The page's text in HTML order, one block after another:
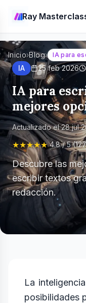
Ray
Inicio›Blog› IA para
IA 25 feb 2026
IA para
mejores
Actualizado el28 jul
★★★★★ 4.8 / 5
Descubre las
escribir textos
redacción.
La
posibilidades